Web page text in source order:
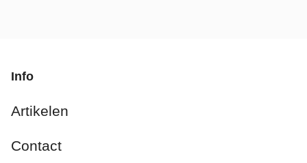
Info
Artikelen
Contact